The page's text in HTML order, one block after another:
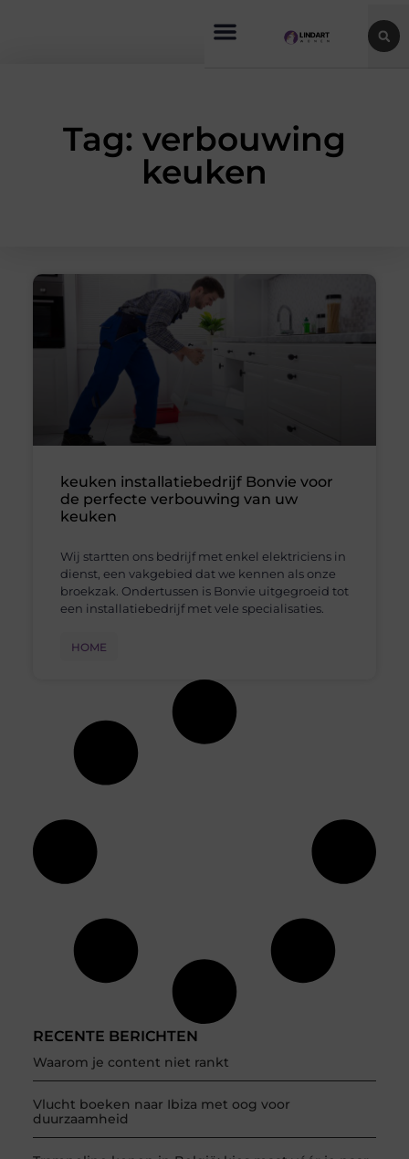
Tag: verbouwing
keuken
RECENTE BERICHTEN
Waarom je content niet rankt
Vlucht boeken naar Ibiza met oog voor
duurzaamheid
keuken installatiebedrijf Bonvie voor
de perfecte verbouwing van uw
keuken
Wij startten ons bedrijf met enkel elektriciens in
dienst, een vakgebied dat we kennen als onze
broekzak. Ondertussen is Bonvie uitgegroeid tot
een installatiebedrijf met vele specialisaties.
HOME